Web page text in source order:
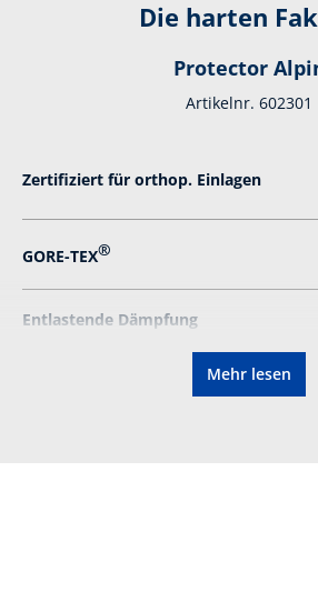
Die harten
Protector
Artikelnr. 602301
Zertifiziert für orthop. Einlagen
GORE-TEX®
Entlastende Dämpfung
Mehr lesen